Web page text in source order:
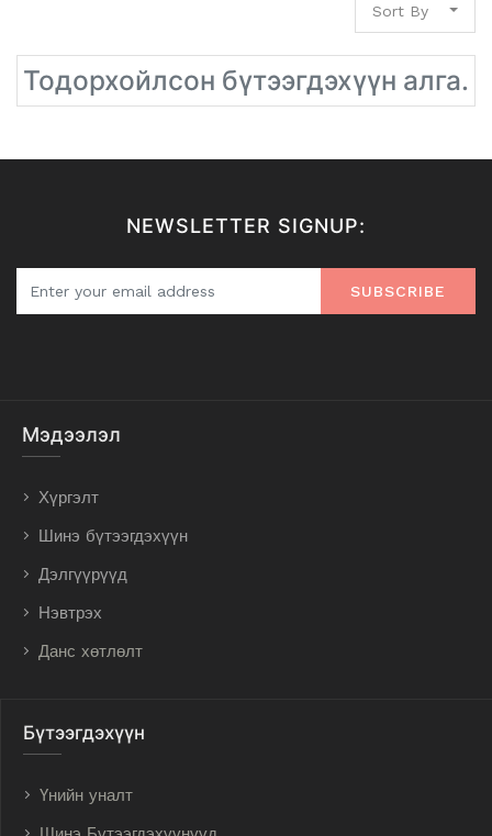
Sort By
Тодорхойлсон бүтээгдэхүүн алга.
NEWSLETTER SIGNUP:
SUBSCRIBE
Мэдээлэл
Хүргэлт
Шинэ бүтээгдэхүүн
Дэлгүүрүүд
Нэвтрэх
Данс хөтлөлт
Бүтээгдэхүүн
Үнийн уналт